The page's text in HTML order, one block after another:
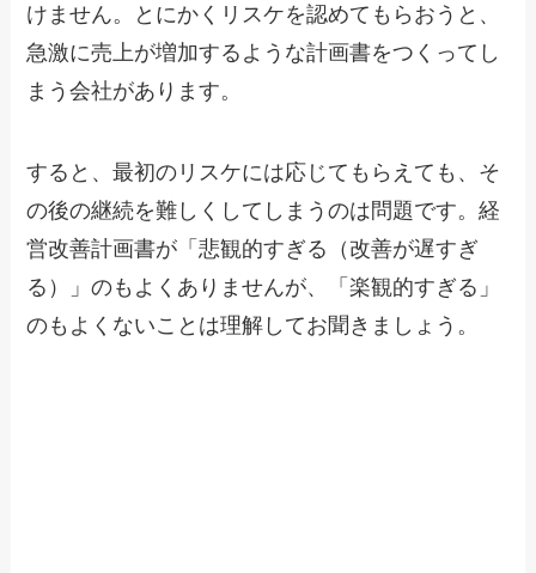
けません。とにかくリスケを認めてもらおうと、
急激に売上が増加するような計画書をつくってし
まう会社があります。
すると、最初のリスケには応じてもらえても、そ
の後の継続を難しくしてしまうのは問題です。経
営改善計画書が「悲観的すぎる（改善が遅すぎ
る）」のもよくありませんが、「楽観的すぎる」
のもよくないことは理解してお聞きましょう。